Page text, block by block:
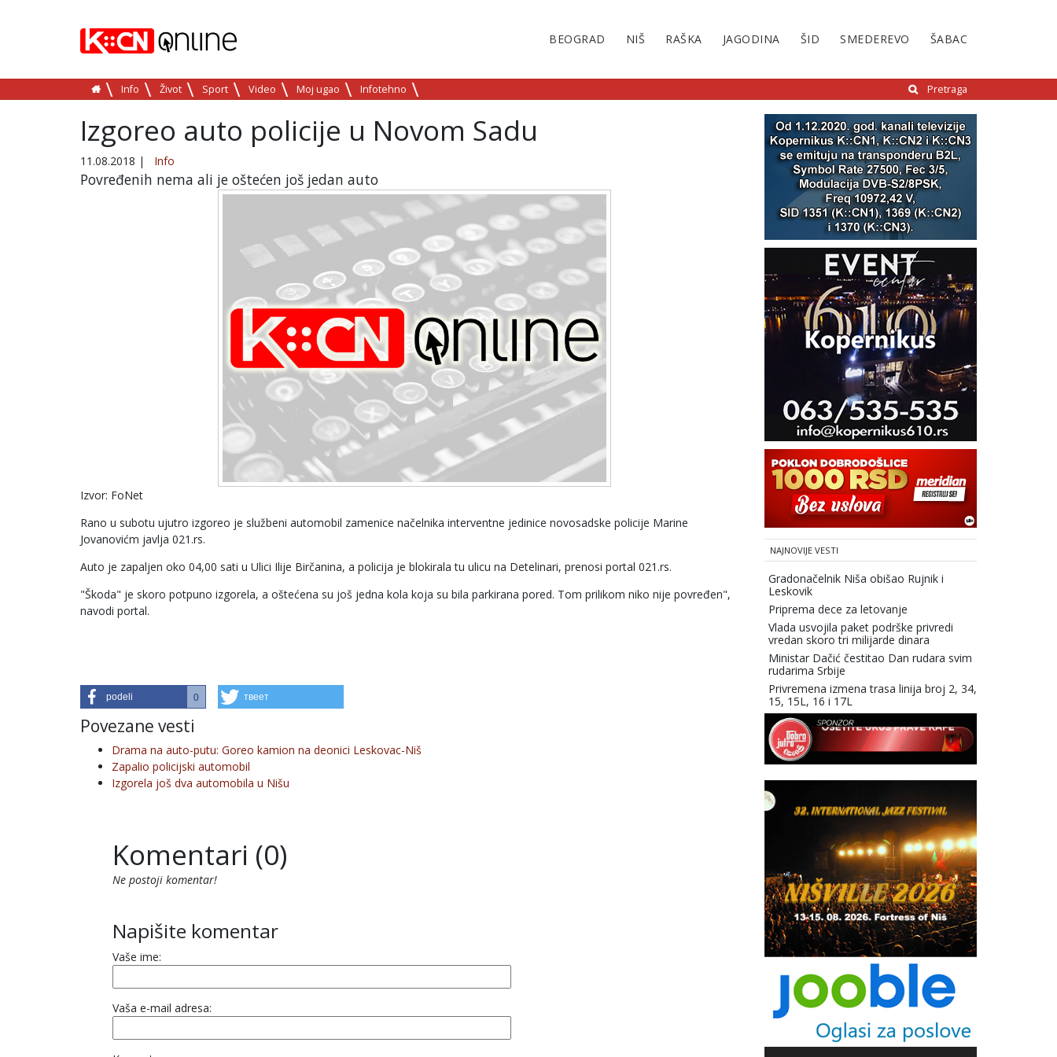
BEOGRAD NIŠ RAŠKA JAGODINA ŠID SMEDEREVO ŠABAC
Info Život Sport Video Moj ugao Infotehno Pretraga
Izgoreo auto policije u Novom Sadu
11.08.2018 | Info
Povređenih nema ali je oštećen još jedan auto
Izvor: FoNet
Rano u subotu ujutro izgoreo je službeni automobil zamenice načelnika interventne jedinice novosadske policije Marine
Jovanovićm javlja 021.rs.
Auto je zapaljen oko 04,00 sati u Ulici Ilije Birčanina, a policija je blokirala tu ulicu na Detelinari, prenosi portal 021.rs.
"Škoda" je skoro potpuno izgorela, a oštećena su još jedna kola koja su bila parkirana pored. Tom prilikom niko nije povređen",
navodi portal.
podeli 0 твеет
Povezane vesti
Drama na auto-putu: Goreo kamion na deonici Leskovac-Niš
Zapalio policijski automobil
Izgorela još dva automobila u Nišu
Komentari (0)
Ne postoji komentar!
Napišite komentar
Vaše ime:
Vaša e-mail adresa:
NAJNOVIJE VESTI
Gradonačelnik Niša obišao Rujnik i
Leskovik
Priprema dece za letovanje
Vlada usvojila paket podrške privredi
vredan skoro tri milijarde dinara
Ministar Dačić čestitao Dan rudara svim
rudarima Srbije
Privremena izmena trasa linija broj 2, 34,
15, 15L, 16 i 17L